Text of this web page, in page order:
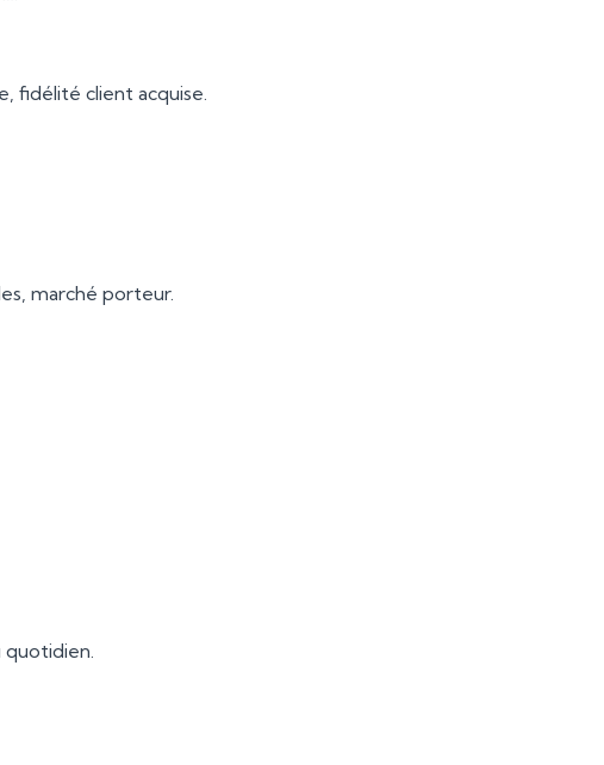
fidélité client acquise.
marché porteur.
quotidien.